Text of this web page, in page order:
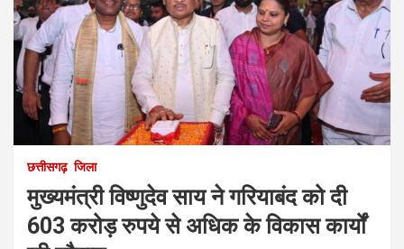
छत्तीसगढ़ जिला
मुख्यमंत्री विष्णुदेव साय ने गरियाबंद को दी
603 करोड़ रुपये से अधिक के विकास कार्यों